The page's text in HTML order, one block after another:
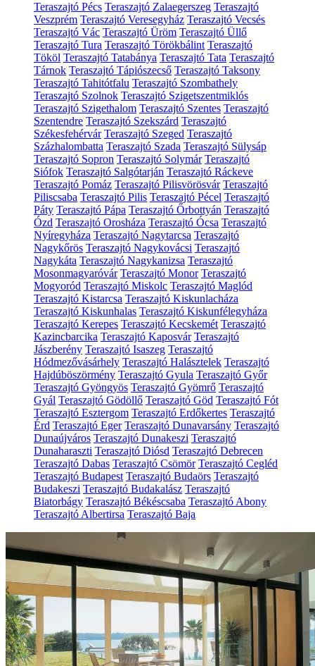
Teraszajtó Pécs Teraszajtó Zalaegerszeg Teraszajtó
Veszprém Teraszajtó Veresegyház Teraszajtó Vecsés
Teraszajtó Vác Teraszajtó Üröm Teraszajtó Üllő
Teraszajtó Tura Teraszajtó Törökbálint Teraszajtó
Tököl Teraszajtó Tatabánya Teraszajtó Tata Teraszajtó
Tárnok Teraszajtó Tápiószecső Teraszajtó Taksony
Teraszajtó Tahitótfalu Teraszajtó Szombathely
Teraszajtó Szolnok Teraszajtó Szigetszentmiklós
Teraszajtó Szigethalom Teraszajtó Szentes Teraszajtó
Szentendre Teraszajtó Szekszárd Teraszajtó
Székesfehérvár Teraszajtó Szeged Teraszajtó
Százhalombatta Teraszajtó Szada Teraszajtó Sülysáp
Teraszajtó Sopron Teraszajtó Solymár Teraszajtó
Siófok Teraszajtó Salgótarján Teraszajtó Ráckeve
Teraszajtó Pomáz Teraszajtó Pilisvörösvár Teraszajtó
Piliscsaba Teraszajtó Pilis Teraszajtó Pécel Teraszajtó
Páty Teraszajtó Pápa Teraszajtó Őrbottyán Teraszajtó
Ózd Teraszajtó Orosháza Teraszajtó Ócsa Teraszajtó
Nyíregyháza Teraszajtó Nagytarcsa Teraszajtó
Nagykőrös Teraszajtó Nagykovácsi Teraszajtó
Nagykáta Teraszajtó Nagykanizsa Teraszajtó
Mosonmagyaróvár Teraszajtó Monor Teraszajtó
Mogyoród Teraszajtó Miskolc Teraszajtó Maglód
Teraszajtó Kistarcsa Teraszajtó Kiskunlacháza
Teraszajtó Kiskunhalas Teraszajtó Kiskunfélegyháza
Teraszajtó Kerepes Teraszajtó Kecskemét Teraszajtó
Kazincbarcika Teraszajtó Kaposvár Teraszajtó
Jászberény Teraszajtó Isaszeg Teraszajtó
Hódmezővásárhely Teraszajtó Halásztelek Teraszajtó
Hajdúböszörmény Teraszajtó Gyula Teraszajtó Győr
Teraszajtó Gyöngyös Teraszajtó Gyömrő Teraszajtó
Gyál Teraszajtó Gödöllő Teraszajtó Göd Teraszajtó Fót
Teraszajtó Esztergom Teraszajtó Erdőkertes Teraszajtó
Érd Teraszajtó Eger Teraszajtó Dunavarsány Teraszajtó
Dunaújváros Teraszajtó Dunakeszi Teraszajtó
Dunaharaszti Teraszajtó Diósd Teraszajtó Debrecen
Teraszajtó Dabas Teraszajtó Csömör Teraszajtó Cegléd
Teraszajtó Budapest Teraszajtó Budaörs Teraszajtó
Budakeszi Teraszajtó Budakalász Teraszajtó
Biatorbágy Teraszajtó Békéscsaba Teraszajtó Abony
Teraszajtó Albertirsa Teraszajtó Baja